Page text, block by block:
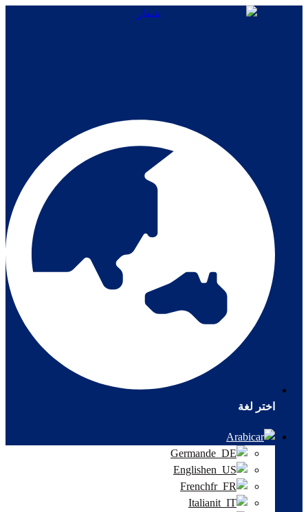
اختر لغة
Arabic
German
English
French
Italian